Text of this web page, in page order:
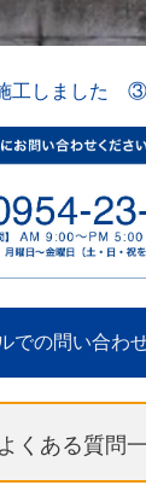
工しました ③
での問い合わ
よくある質問